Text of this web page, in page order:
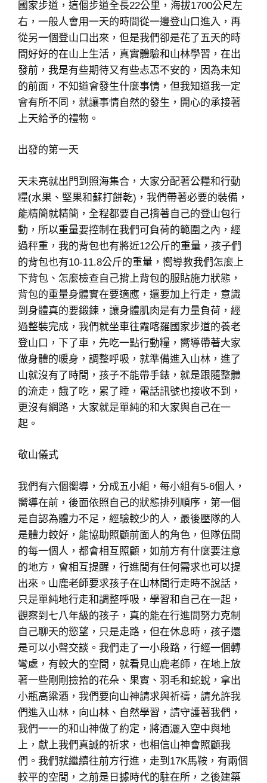
國家步道，這個步道全長22公里，海拔1700公尺左
右，一般人會用一天的時間從一邊登山口進入，再
從另一個登山口出來，但是我們卻是花了五天的時
間好好的在山上生活，真實體驗和山林學習，在出
發前，我是有些期待又有些忐忑不安的，因為未知
的前面，不知道會發生什麼事情，但我知道我一定
會有所不同，就讓事情自然的發生，開心的承接著
上天給予的禮物。
出發的第一天
天未亮就出門到照海集合，大家分配著公糧和行動
糧(水果、堅果和蘇打餅乾)，我們帶著必要的裝備，
能精簡就精簡，全程都要自己揹著自己的登山包行
動，所以重量要控制在我們可負荷的範圍之內，經
過秤重，我的背包也有將近12公斤的重量，孩子們
的背包也有10-11.8公斤的重量，嚮導教我們怎麼上
下背包、怎麼檢查自己揹上背包的服貼施力狀態，
背包的重量身體實在要適應，還要加上行走，意識
到身體真的要鍛鍊，讓身體肌肉是有力量負荷，經
過整裝完成，我們就坐車往霞喀羅國家步道的養老
登山口，下了車，先吃一點行動糧，嚮導帶著大家
做身體的暖身，調整呼吸，就準備進入山林，進了
山就沒有了時間，孩子不能帶手錶，就是跟隨整體
的流走，餓了吃，累了睡，電話訊號也接收不到，
更沒有網路，大家就是單純的和大家與自己在一
起。
敬山儀式
我們有六個嚮導，分成五小組，每小組有5-6個人，
嚮導在前，後面依照自己的狀態排列順序，第一個
是自認為體力不足，經驗較少的人，最後壓隊的人
是體力較好，能協助照顧前面人的角色，但隊伍間
的每一個人，都會相互照顧，如前方有什麼要注意
的地方，會相互提醒，行進間有任何需求也可以提
出來。山鹿老師要求孩子在山林間行走時不說話，
只是單純地行走和調整呼吸，學習和自己在一起，
觀察到七八年級的孩子，真的能在行進間努力克制
自己聊天的慾望，只是走路，但在休息時，孩子還
是可以小聲交談。我們走了一小段路，行經一個轉
彎處，有較大的空間，就看見山鹿老師，在地上放
著一些剛剛撿拾的花朵、果實、羽毛和蛇蛻，拿出
小瓶高粱酒，我們要向山神請求與祈禱，請允許我
們進入山林，向山林、自然學習，請守護著我們，
我們一一的和山神做了約定，將酒灑入空中與地
上，獻上我們真誠的祈求，也相信山神會照顧我
們。我們就繼續往前方行進，走到17K馬鞍，有兩個
較平的空間，之前是日據時代的駐在所，之後建築